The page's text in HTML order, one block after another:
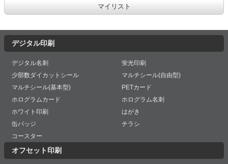
デジタル印刷
デジタル名刺
蛍光印刷
少部数ダイカットシール
マルチシール(自由型)
マルチシール(基本型)
PETカード
ホログラムカード
ホログラム名刺
ホワイト印刷
はがき
缶バッジ
チラシ
コースター
オフセット印刷